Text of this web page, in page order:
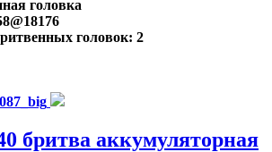
головка
головок: 2
бритва аккумуляторная